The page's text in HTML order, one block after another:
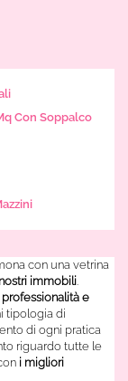
Con Soppalco
con una vetrina
immobili.
professionalità e
tipologia di
di ogni pratica
riguardo tutte le
i migliori